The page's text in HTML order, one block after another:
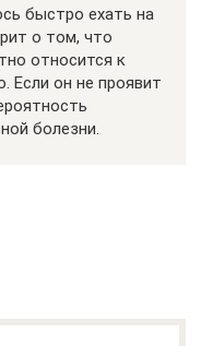
быстро ехать на
о том, что
относится к
Если он не проявит
болезни.